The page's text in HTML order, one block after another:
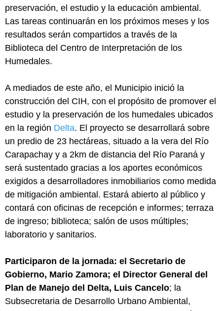
preservación, el estudio y la educación ambiental.
Las tareas continuarán en los próximos meses y los
resultados serán compartidos a través de la
Biblioteca del Centro de Interpretación de los
Humedales.
A mediados de este año, el Municipio inició la
construcción del CIH, con el propósito de promover el
estudio y la preservación de los humedales ubicados
en la región Delta. El proyecto se desarrollará sobre
un predio de 23 hectáreas, situado a la vera del Río
Carapachay y a 2km de distancia del Río Paraná y
será sustentado gracias a los aportes económicos
exigidos a desarrolladores inmobiliarios como medida
de mitigación ambiental. Estará abierto al público y
contará con oficinas de recepción e informes; terraza
de ingreso; biblioteca; salón de usos múltiples;
laboratorio y sanitarios.
Participaron de la jornada: el Secretario de
Gobierno, Mario Zamora; el Director General del
Plan de Manejo del Delta, Luis Cancelo; la
Subsecretaria de Desarrollo Urbano Ambiental,